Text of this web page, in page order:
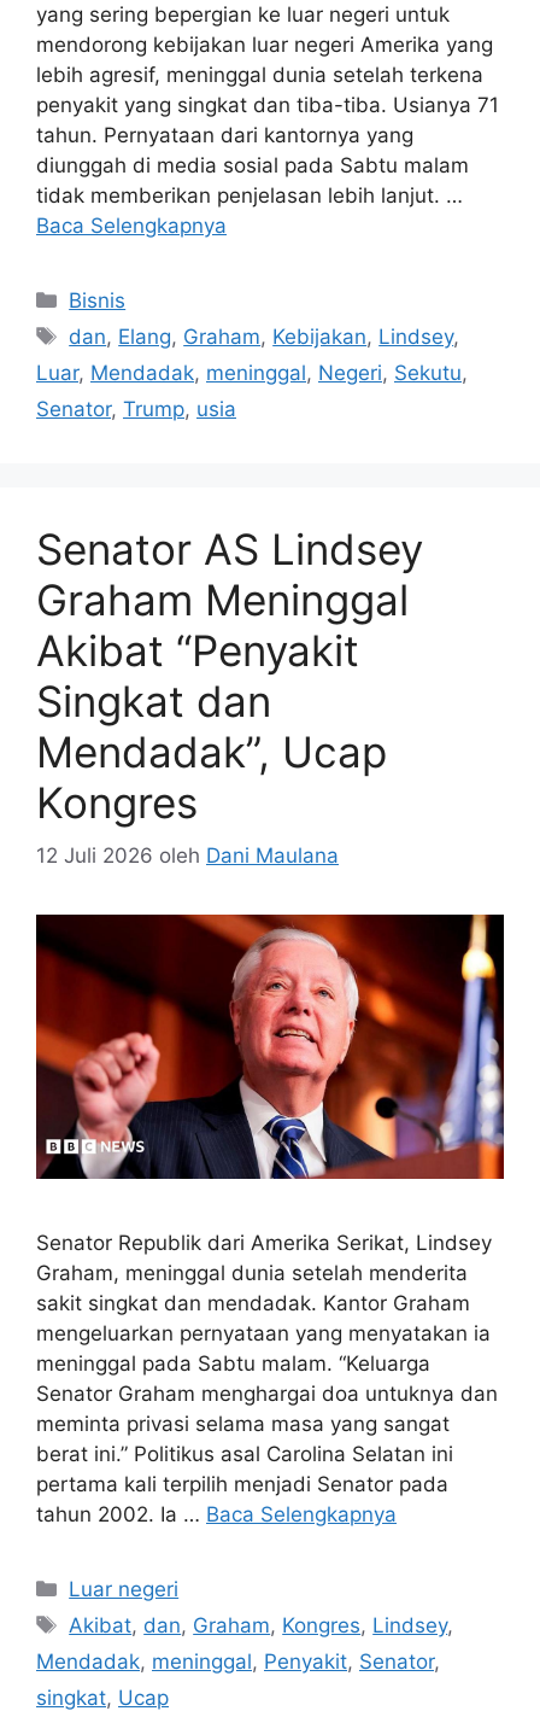
yang sering bepergian ke luar negeri untuk
mendorong kebijakan luar negeri Amerika yang
lebih agresif, meninggal dunia setelah terkena
penyakit yang singkat dan tiba-tiba. Usianya 71
tahun. Pernyataan dari kantornya yang
diunggah di media sosial pada Sabtu malam
tidak memberikan penjelasan lebih lanjut. …
Baca Selengkapnya
Kategori
Bisnis
Tag
dan, Elang, Graham, Kebijakan, Lindsey,
Luar, Mendadak, meninggal, Negeri, Sekutu,
Senator, Trump, usia
Senator AS Lindsey
Graham Meninggal
Akibat “Penyakit
Singkat dan
Mendadak”, Ucap
Kongres
12 Juli 2026 oleh Dani Maulana
Senator Republik dari Amerika Serikat, Lindsey
Graham, meninggal dunia setelah menderita
sakit singkat dan mendadak. Kantor Graham
mengeluarkan pernyataan yang menyatakan ia
meninggal pada Sabtu malam. “Keluarga
Senator Graham menghargai doa untuknya dan
meminta privasi selama masa yang sangat
berat ini.” Politikus asal Carolina Selatan ini
pertama kali terpilih menjadi Senator pada
tahun 2002. Ia … Baca Selengkapnya
Kategori
Luar negeri
Tag
Akibat, dan, Graham, Kongres, Lindsey,
Mendadak, meninggal, Penyakit, Senator,
singkat, Ucap